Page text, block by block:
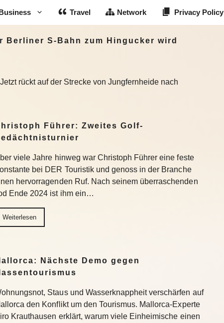
Travel Network Privacy Policy
Berliner S-Bahn zum Hingucker wird
rückt auf der Strecke von Jungfernheide nach
Führer: Zweites Golf-
viele Jahre hinweg war Christoph Führer eine feste
bei DER Touristik und genoss in der Branche
hervorragenden Ruf. Nach seinem überraschenden
Ende 2024 ist ihm ein…
Weiterlesen
Nächste Demo gegen
Staus und Wasserknappheit verschärfen auf
den Konflikt um den Tourismus. Mallorca-Experte
Krauthausen erklärt, warum viele Einheimische einen